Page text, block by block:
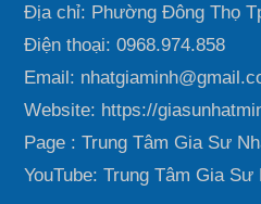
Địa chỉ: Phường Đông Thọ
Điện thoại: 0968.974.858
Email:
Website: https://
Page : Trung Tâm Gia Sư
YouTube: Trung Tâm Gia Sư